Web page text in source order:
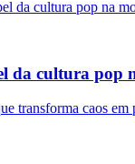
da cultura pop